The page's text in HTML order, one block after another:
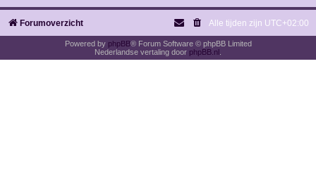
Forumoverzicht Alle tijden zijn UTC+02:00
Powered by phpBB® Forum Software © phpBB Limited
Nederlandse vertaling door phpBB.nl